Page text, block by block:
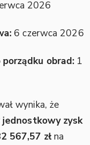
2026
6 czerwca 2026
obrad: 1
wynika, że
jednostkowy zysk
567,57 złna